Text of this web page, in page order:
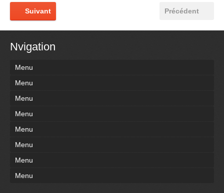
Précédent
Suivant
Nvigation
Menu
Menu
Menu
Menu
Menu
Menu
Menu
Menu